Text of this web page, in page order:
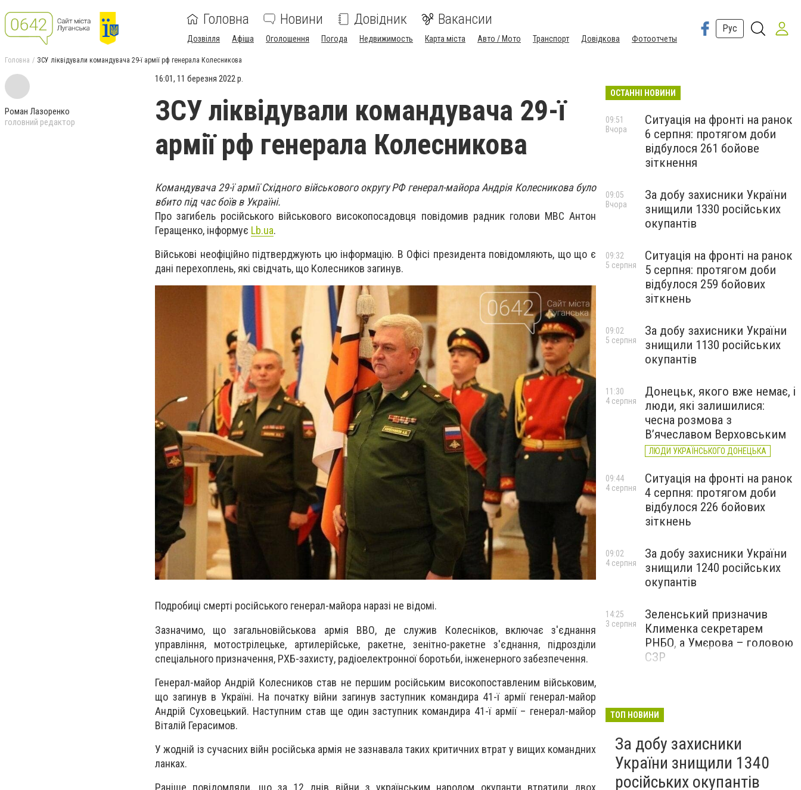
Головна Новини Довідник Вакансии
Дозвілля Афіша Оголошення Погода Недвижимость Карта міста Авто / Мото Транспорт Довідкова Фотоотчеты
Рус
Головна ЗСУ ліквідували командувача 29-ї армії рф генерала Колесникова
Роман Лазоренко
головний редактор
16:01, 11 березня 2022 р.
ЗСУ ліквідували командувача 29-ї
армії рф генерала Колесникова
Командувача 29-ї армії Східного військового округу РФ генерал-майора Андрія Колесникова було
вбито під час боїв в Україні.
Про загибель російського військового високопосадовця повідомив радник голови МВС Антон
Геращенко, інформує Lb.ua.
Військові неофіційно підтверджують цю інформацію. В Офісі президента повідомляють, що що є
дані перехоплень, які свідчать, що Колесников загинув.
Подробиці смерті російського генерал-майора наразі не відомі.
Зазначимо, що загальновійськова армія ВВО, де служив Колесніков, включає з'єднання
управління, мотострілецьке, артилерійське, ракетне, зенітно-ракетне з'єднання, підрозділи
спеціального призначення, РХБ-захисту, радіоелектронної боротьби, інженерного забезпечення.
Генерал-майор Андрій Колесников став не першим російським високопоставленим військовим,
що загинув в Україні. На початку війни загинув заступник командира 41-ї армії генерал-майор
Андрій Суховецький. Наступним став ще один заступник командира 41-ї армії – генерал-майор
Віталій Герасимов.
У жодній із сучасних війн російська армія не зазнавала таких критичних втрат у вищих командних
ланках.
Раніше повідомляли, що за 12 днів війни з українським народом окупанти втратили двох
ОСТАННІ НОВИНИ
Ситуація на фронті на ранок
6 серпня: протягом доби
відбулося 261 бойове
зіткнення
09:51
Вчора
За добу захисники України
знищили 1330 російських
окупантів
09:05
Вчора
Ситуація на фронті на ранок
5 серпня: протягом доби
відбулося 259 бойових
зіткнень
09:32
5 серпня
За добу захисники України
знищили 1130 російських
окупантів
09:02
5 серпня
Донецьк, якого вже немає, і
люди, які залишилися:
чесна розмова з
В’ячеславом Верховським
ЛЮДИ УКРАЇНСЬКОГО ДОНЕЦЬКА
11:30
4 серпня
Ситуація на фронті на ранок
4 серпня: протягом доби
відбулося 226 бойових
зіткнень
09:44
4 серпня
За добу захисники України
знищили 1240 російських
окупантів
09:02
4 серпня
Зеленський призначив
Клименка секретарем
РНБО, а Умєрова – головою
СЗР
14:25
3 серпня
ТОП НОВИНИ
За добу захисники
України знищили 1340
російських окупантів